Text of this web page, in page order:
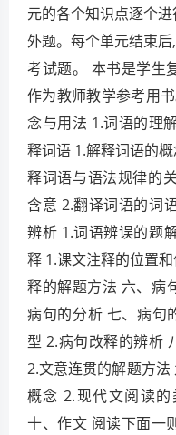
元的各个知识点逐个
外题。每个单元结束
考试题。 本书是学生
作为教师教学参考用
念与用法 1.词语的理
释词语 1.解释词语的
释词语与语法规律的
含意 2.翻译词语的词
辨析 1.词语辨误的题
释 1.课文注释的位置
释的解题方法 六、病
病句的分析 七、病句
型 2.病句改释的辨析
2.文意连贯的解题方
概念 2.现代文阅读
十、作文 阅读下面一